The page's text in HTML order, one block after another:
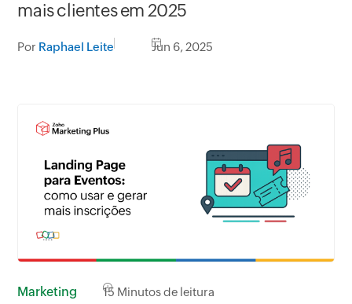
mais clientes em 2025
Por Raphael Leite Jun 6, 2025
Marketing 15 Minutos de leitura